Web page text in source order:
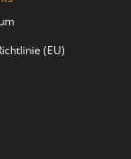
(EU)